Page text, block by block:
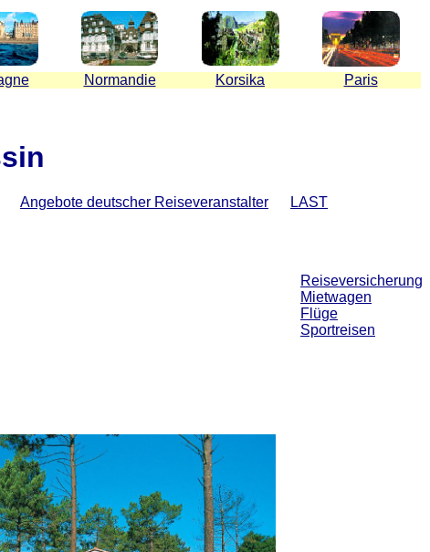
Normandie Korsika Paris
Angebote deutscher Reiseveranstalter
LAST
Reiseversicherung
Mietwagen
Flüge
Sportreisen